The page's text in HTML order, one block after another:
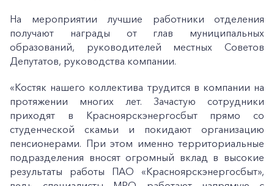
На мероприятии лучшие работники отделения
получают награды от глав муниципальных
образований, руководителей местных Советов
Депутатов, руководства компании.
«Костяк нашего коллектива трудится в компании на
протяжении многих лет. Зачастую сотрудники
приходят в Красноярскэнергосбыт прямо со
студенческой скамьи и покидают организацию
пенсионерами. При этом именно территориальные
подразделения вносят огромный вклад в высокие
результаты работы ПАО «Красноярскэнергосбыт»,